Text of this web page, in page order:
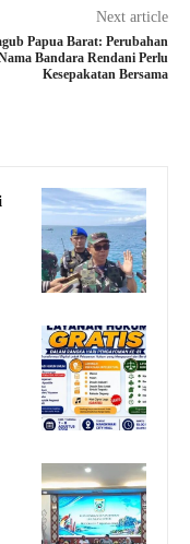
Next article
Papua Barat: Perubahan
Bandara Rendani Perlu
Kesepakatan Bersama